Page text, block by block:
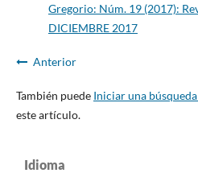
Gregorio: Núm. 19 (2017):
DICIEMBRE 2017
Anterior
También puede Iniciar una
este artículo.
Idioma